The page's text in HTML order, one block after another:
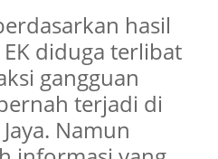
hasil
diduga terlibat
gangguan
terjadi di
Namun